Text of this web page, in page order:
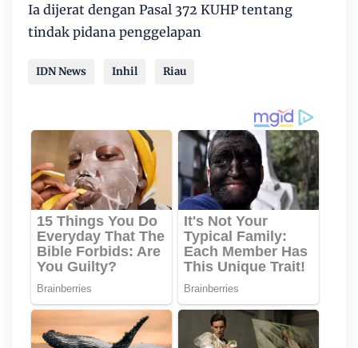
Ia dijerat dengan Pasal 372 KUHP tentang
tindak pidana penggelapan
IDN News Inhil Riau